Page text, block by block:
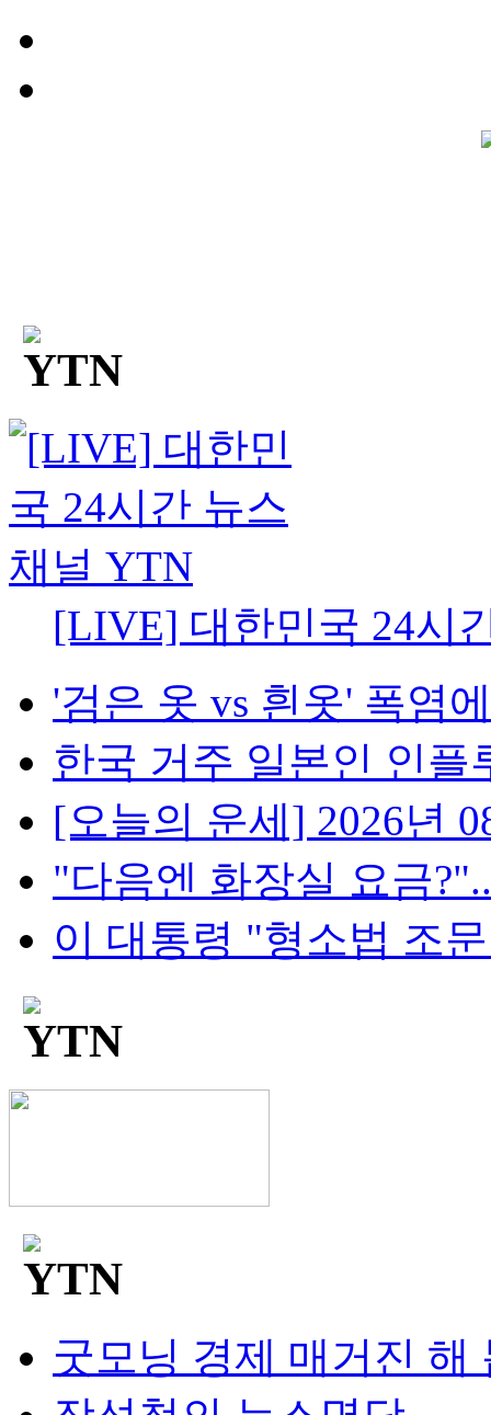
[LIVE] 대한민국 24시
'검은 옷 vs 흰옷' 폭염
한국 거주 일본인 인플
[오늘의 운세] 2026년
"다음엔 화장실 요금
이 대통령 "형소법 조
굿모닝 경제 매거진 해